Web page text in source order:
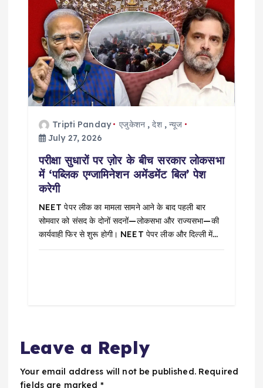
Tripti Panday एजुकेशन,देश,न्यूज
July 27, 2026
परीक्षा सुधारों पर ज़ोर के बीच सरकार लोकसभा
में ‘पब्लिक एग्जामिनेशन अमेंडमेंट बिल’ पेश
करेगी
NEET पेपर लीक का मामला सामने आने के बाद पहली बार
सोमवार को संसद के दोनों सदनों—लोकसभा और राज्यसभा—की
कार्यवाही फिर से शुरू होगी। NEET पेपर लीक और दिल्ली में…
Leave a Reply
Your email address will not be published. Required
fields are marked *